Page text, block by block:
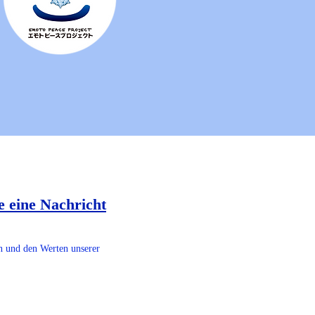
eine Nachricht
den Werten unserer